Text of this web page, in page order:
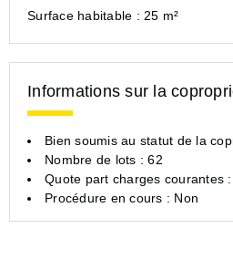
Surface habitable : 25 m²
Informations sur la
Bien soumis au statut de la
Nombre de lots : 62
Quote part charges courantes
Procédure en cours : Non